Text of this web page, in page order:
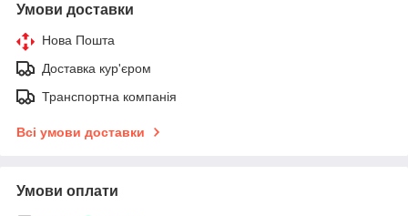
Умови доставки
Нова Пошта
Доставка кур'єром
Транспортна компанія
Всі умови доставки
Умови оплати